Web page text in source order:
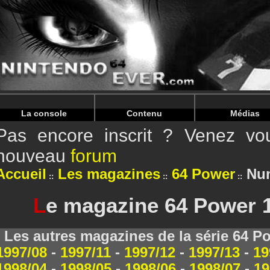
Warning: Undefined array key "HTTP_REFERER" in /
Warning: Undefined array key "HTTP_REFERER" in /
La console Contenu Médias
encore inscrit ? Venez
forum
Les magazines 64 Power
Le magazine 64 Power
Les autres magazines de la série 64
08 - 1997/11 - 1997/12 - 1997/13 -